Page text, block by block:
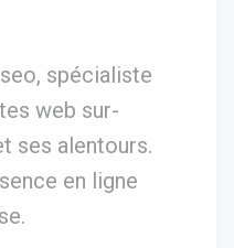
spécialiste
web sur-
ses alentours.
en ligne